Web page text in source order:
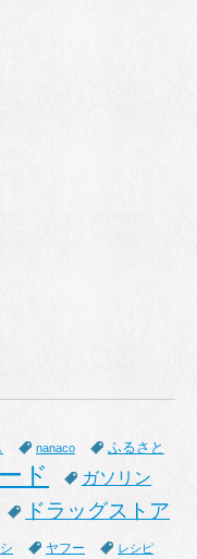
nanaco
ふるさと
ド
ガソリン
ドラッグストア
ヤフー レシピ